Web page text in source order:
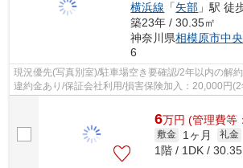
横浜線 「矢部 」駅 徒
築23年 / 30.35㎡
神奈川県相模原市中
6
現況優先(写真別室)/駐車場空き要確認/2年以内の解
違約金あり/保証会社利用/損害保険加入：20,000円
6万円 (管理費等
敷金 1ヶ月 礼金
1階 / 1DK / 30.35